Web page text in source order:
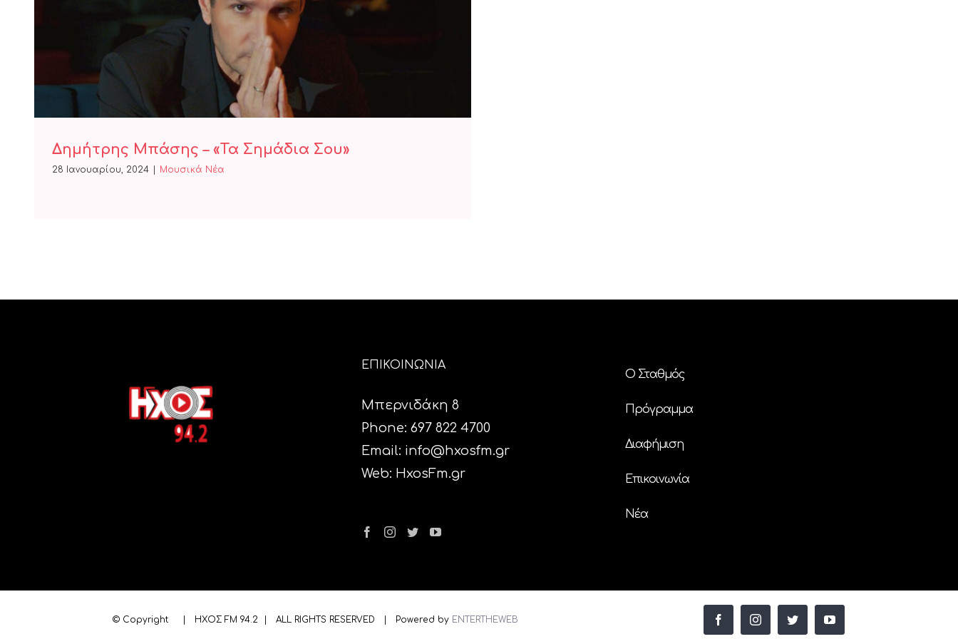
Δημήτρης Μπάσης – «Τα Σημάδια Σου»
Δημήτρης Μπάσης – «Τα Σημάδια Σου»
28 Ιανουαρίου, 2024 Μουσικά Νέα
ΕΠΙΚΟΙΝΩΝΙΑ
Μπερνιδάκη 8
Phone: 697 822 4700
Email: info@hxosfm.gr
Web: HxosFm.gr
Ο Σταθμός
Πρόγραμμα
Διαφήμιση
Επικοινωνία
Nέα
© Copyright | ΗΧΟΣ FM 94.2 | ALL RIGHTS RESERVED | Powered by ENTERTHEWEB facebookinstagramtwitter youtube